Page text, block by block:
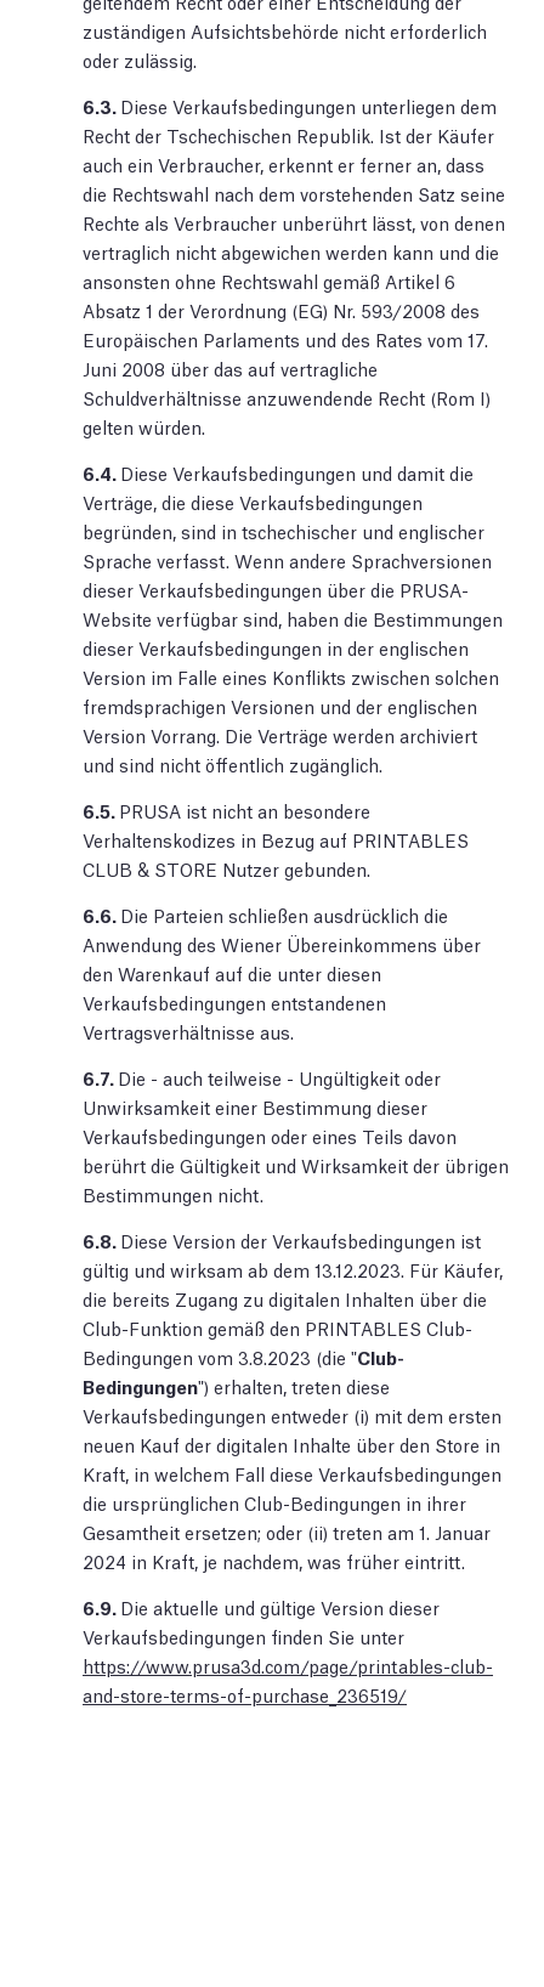
zuständigen Aufsichtsbehörde nicht erforderlich
oder zulässig.
6.3. Diese Verkaufsbedingungen unterliegen dem
Recht der Tschechischen Republik. Ist der Käufer
auch ein Verbraucher, erkennt er ferner an, dass
die Rechtswahl nach dem vorstehenden Satz seine
Rechte als Verbraucher unberührt lässt, von denen
vertraglich nicht abgewichen werden kann und die
ansonsten ohne Rechtswahl gemäß Artikel 6
Absatz 1 der Verordnung (EG) Nr. 593/2008 des
Europäischen Parlaments und des Rates vom 17.
Juni 2008 über das auf vertragliche
Schuldverhältnisse anzuwendende Recht (Rom I)
gelten würden.
6.4. Diese Verkaufsbedingungen und damit die
Verträge, die diese Verkaufsbedingungen
begründen, sind in tschechischer und englischer
Sprache verfasst. Wenn andere Sprachversionen
dieser Verkaufsbedingungen über die PRUSA-
Website verfügbar sind, haben die Bestimmungen
dieser Verkaufsbedingungen in der englischen
Version im Falle eines Konflikts zwischen solchen
fremdsprachigen Versionen und der englischen
Version Vorrang. Die Verträge werden archiviert
und sind nicht öffentlich zugänglich.
6.5. PRUSA ist nicht an besondere
Verhaltenskodizes in Bezug auf PRINTABLES
CLUB & STORE Nutzer gebunden.
6.6. Die Parteien schließen ausdrücklich die
Anwendung des Wiener Übereinkommens über
den Warenkauf auf die unter diesen
Verkaufsbedingungen entstandenen
Vertragsverhältnisse aus.
6.7. Die - auch teilweise - Ungültigkeit oder
Unwirksamkeit einer Bestimmung dieser
Verkaufsbedingungen oder eines Teils davon
berührt die Gültigkeit und Wirksamkeit der übrigen
Bestimmungen nicht.
6.8. Diese Version der Verkaufsbedingungen ist
gültig und wirksam ab dem 13.12.2023. Für Käufer,
die bereits Zugang zu digitalen Inhalten über die
Club-Funktion gemäß den PRINTABLES Club-
Bedingungen vom 3.8.2023 (die "Club-
Bedingungen") erhalten, treten diese
Verkaufsbedingungen entweder (i) mit dem ersten
neuen Kauf der digitalen Inhalte über den Store in
Kraft, in welchem Fall diese Verkaufsbedingungen
die ursprünglichen Club-Bedingungen in ihrer
Gesamtheit ersetzen; oder (ii) treten am 1. Januar
2024 in Kraft, je nachdem, was früher eintritt.
6.9. Die aktuelle und gültige Version dieser
Verkaufsbedingungen finden Sie unter
https://www.prusa3d.com/page/printables-club-
and-store-terms-of-purchase_236519/